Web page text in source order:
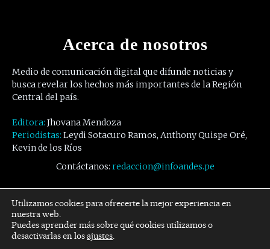
Acerca de nosotros
Medio de comunicación digital que difunde noticias y
busca revelar los hechos más importantes de la Región
Central del país.
Editora: Jhovana Mendoza
Periodistas: Leydi Sotacuro Ramos, Anthony Quispe Oré,
Kevin de los Ríos
Contáctanos: redaccion@infoandes.pe
Síguenos
Facebook Twitter Youtube
Utilizamos cookies para ofrecerte la mejor experiencia en
nuestra web.
Puedes aprender más sobre qué cookies utilizamos o
desactivarlas en losajustes.